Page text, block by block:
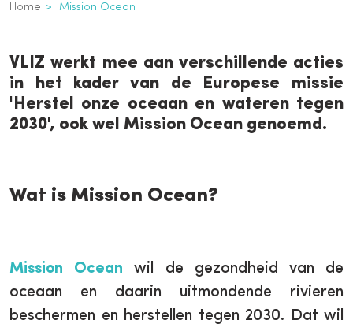
Kruimelpad
Home Mission Ocean
VLIZ werkt mee aan verschillende acties
in het kader van de Europese missie
'Herstel onze oceaan en wateren tegen
2030', ook wel Mission Ocean genoemd.
Wat is Mission Ocean?
Mission Ocean wil de gezondheid van de
oceaan en daarin uitmondende rivieren
beschermen en herstellen tegen 2030. Dat wil